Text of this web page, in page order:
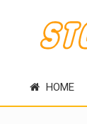
HOME